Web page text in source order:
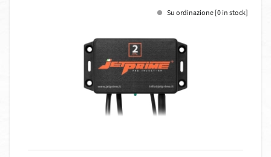
Su ordinazione [0 in stock]